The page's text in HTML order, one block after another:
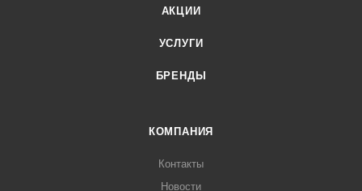
АКЦИИ
УСЛУГИ
БРЕНДЫ
КОМПАНИЯ
Контакты
Новости